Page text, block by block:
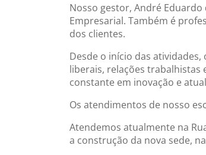
Nosso gestor, André
Empresarial. Também é
dos clientes.
Desde o início das
liberais, relações trabalhistas
constante em inovação e
Os atendimentos de nosso
Atendemos atualmente na
a construção da nova sede,